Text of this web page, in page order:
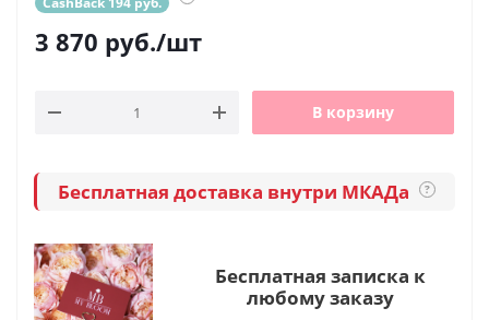
3 870 руб./шт
В корзину
Бесплатная доставка внутри МКАДа ?
Бесплатная записка к
любому заказу